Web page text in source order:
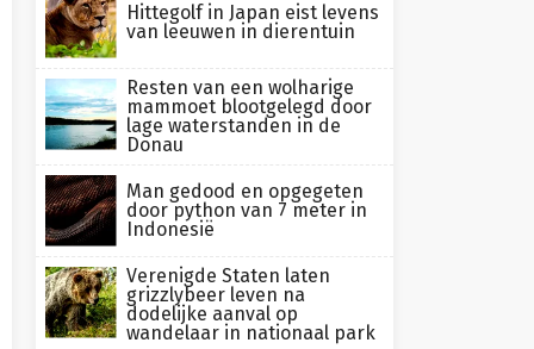
Hittegolf in Japan eist levens
van leeuwen in dierentuin
Resten van een wolharige
mammoet blootgelegd door
lage waterstanden in de
Donau
Man gedood en opgegeten
door python van 7 meter in
Indonesië
Verenigde Staten laten
grizzlybeer leven na
dodelijke aanval op
wandelaar in nationaal park